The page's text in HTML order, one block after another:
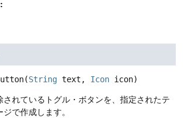
(String text, Icon icon)
されているトグル・ボタンを、指定されたテ
で作成します。